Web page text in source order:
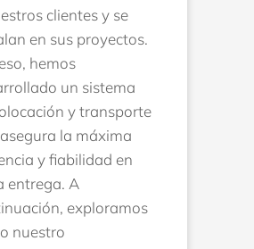
clientes y se
en sus proyectos.
hemos
un sistema
y transporte
la máxima
y fiabilidad en
entrega. A
exploramos
nuestro